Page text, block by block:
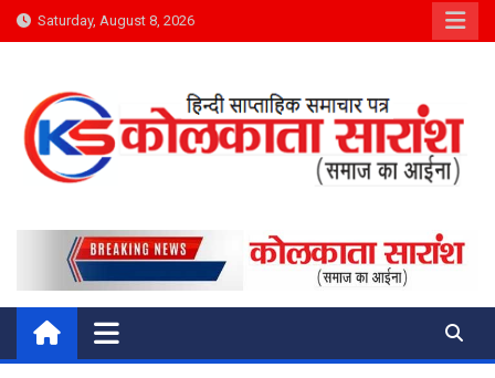
Skip
to
Saturday, August 8, 2026
Kolkata Saransh News
समाज का आईना